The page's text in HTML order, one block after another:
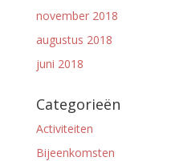
november 2018
augustus 2018
juni 2018
Categorieën
Activiteiten
Bijeenkomsten